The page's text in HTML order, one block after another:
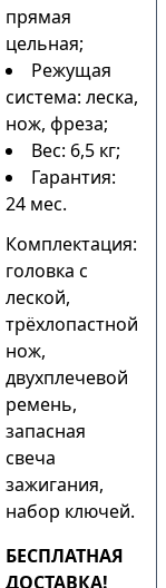
прямая
цельная;
Режущая
система: леска,
нож, фреза;
Вес: 6,5 кг;
Гарантия:
24 мес.
Комплектация:
головка с
леской,
трёхлопастной
нож,
двухплечевой
ремень,
запасная
свеча
зажигания,
набор ключей.
БЕСПЛАТНАЯ
ДОСТАВКА!